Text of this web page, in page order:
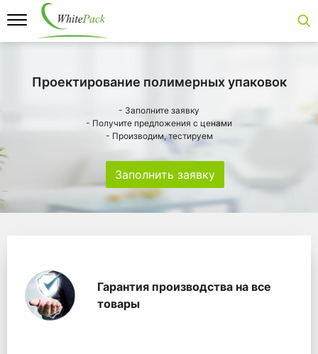
Проектирование полимерных упаковок
- Заполните заявку
- Получите предложения с ценами
- Производим, тестируем
Заполнить заявку
WhitePackГарантия производства на все
товары